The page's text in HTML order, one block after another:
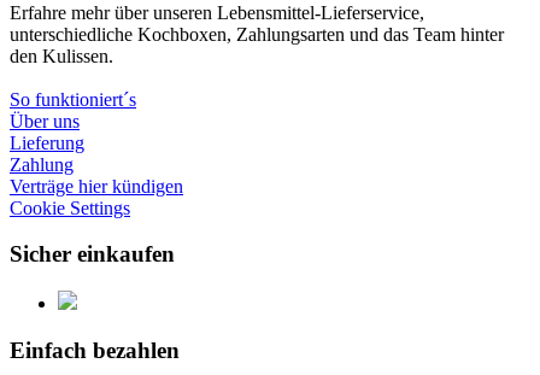
Erfahre mehr über unseren Lebensmittel-Lieferservice,
unterschiedliche Kochboxen, Zahlungsarten und das Team hinter
den Kulissen.
So funktioniert´s
Über uns
Lieferung
Zahlung
Verträge hier kündigen
Cookie Settings
Sicher einkaufen
Einfach bezahlen